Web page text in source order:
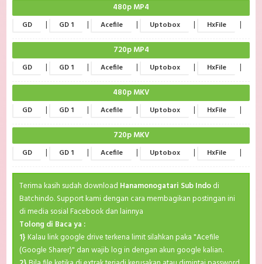
480p MP4
GD | GD 1 | Acefile | Uptobox | HxFile |
720p MP4
GD | GD 1 | Acefile | Uptobox | HxFile |
480p MKV
GD | GD 1 | Acefile | Uptobox | HxFile |
720p MKV
GD | GD 1 | Acefile | Uptobox | HxFile |
Terima kasih sudah download Hanamonogatari Sub Indodi
Batchindo. Support kami dengan cara membagikan postingan ini
di media sosial Facebook dan lainnya
Tolong di Baca ya :
1} Kalau link google drive terkena limit silahkan paka "Acefile
(Google Sharer)" dan wajib log in dengan akun google kalian.